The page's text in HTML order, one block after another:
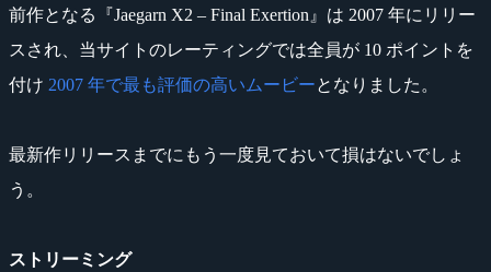
前作となる『Jaegarn X2 – Final Exertion』は 2007 年にリリー
スされ、当サイトのレーティングでは全員が 10 ポイントを
付け 2007 年で最も評価の高いムービーとなりました。
最新作リリースまでにもう一度見ておいて損はないでしょ
う。
ストリーミング